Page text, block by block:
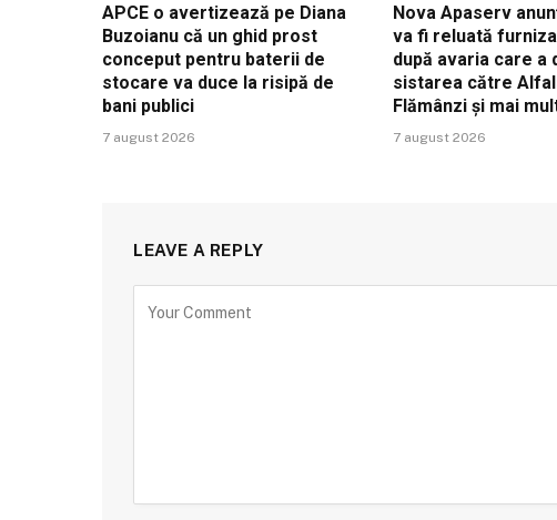
APCE o avertizează pe Diana
Buzoianu că un ghid prost
conceput pentru baterii de
stocare va duce la risipă de
bani publici
7 august 2026
Nova Apaserv
va fi reluată
după avaria care a
sistarea către
Flămânzi și mai
7 august 2026
LEAVE A REPLY